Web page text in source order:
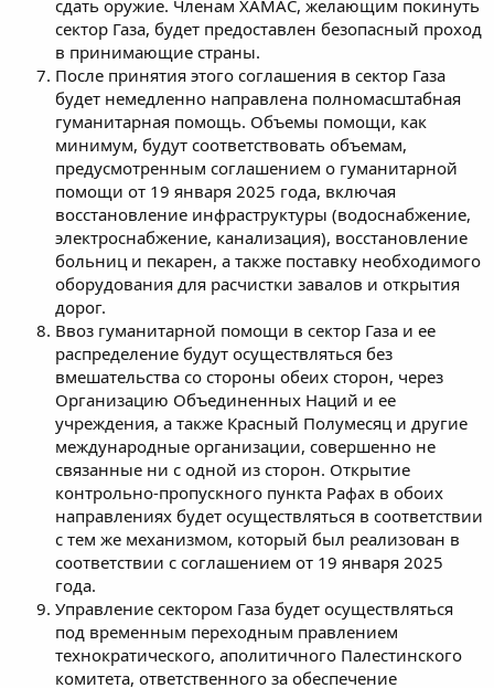
сдать оружие. Членам ХАМАС, желающим покинуть
сектор Газа, будет предоставлен безопасный проход
в принимающие страны.
После принятия этого соглашения в сектор Газа
будет немедленно направлена полномасштабная
гуманитарная помощь. Объемы помощи, как
минимум, будут соответствовать объемам,
предусмотренным соглашением о гуманитарной
помощи от 19 января 2025 года, включая
восстановление инфраструктуры (водоснабжение,
электроснабжение, канализация), восстановление
больниц и пекарен, а также поставку необходимого
оборудования для расчистки завалов и открытия
дорог.
Ввоз гуманитарной помощи в сектор Газа и ее
распределение будут осуществляться без
вмешательства со стороны обеих сторон, через
Организацию Объединенных Наций и ее
учреждения, а также Красный Полумесяц и другие
международные организации, совершенно не
связанные ни с одной из сторон. Открытие
контрольно-пропускного пункта Рафах в обоих
направлениях будет осуществляться в соответствии
с тем же механизмом, который был реализован в
соответствии с соглашением от 19 января 2025
года.
Управление сектором Газа будет осуществляться
под временным переходным правлением
технократического, аполитичного Палестинского
комитета, ответственного за обеспечение